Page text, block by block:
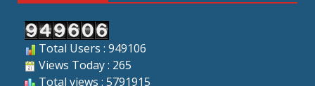
Total Users : 949106
Views Today : 265
Total views : 5791915